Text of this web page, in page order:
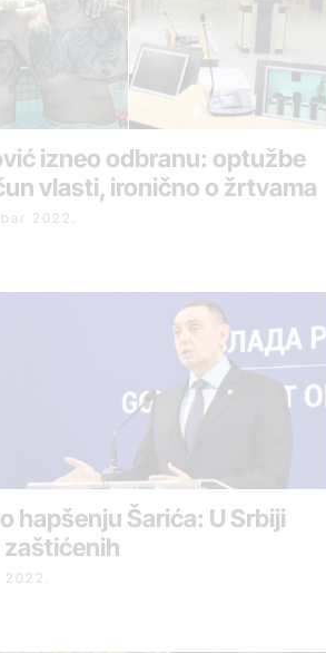
izneo odbranu: optužbe
vlasti, ironično o žrtvama
2022.
hapšenju Šarića: U Srbiji
zaštićenih